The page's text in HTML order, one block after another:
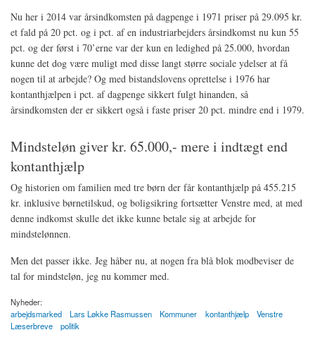
Nu her i 2014 var årsindkomsten på dagpenge i 1971 priser på 29.095 kr.
et fald på 20 pct. og i pct. af en industriarbejders årsindkomst nu kun 55
pct. og der først i 70’erne var der kun en ledighed på 25.000, hvordan
kunne det dog være muligt med disse langt større sociale ydelser at få
nogen til at arbejde? Og med bistandslovens oprettelse i 1976 har
kontanthjælpen i pct. af dagpenge sikkert fulgt hinanden, så
årsindkomsten der er sikkert også i faste priser 20 pct. mindre end i 1979.
Mindsteløn giver kr. 65.000,- mere i indtægt end
kontanthjælp
Og historien om familien med tre børn der får kontanthjælp på 455.215
kr. inklusive børnetilskud, og boligsikring fortsætter Venstre med, at med
denne indkomst skulle det ikke kunne betale sig at arbejde for
mindstelønnen.
Men det passer ikke. Jeg håber nu, at nogen fra blå blok modbeviser de
tal for mindsteløn, jeg nu kommer med.
Nyheder:
arbejdsmarked
Lars Løkke Rasmussen Kommuner kontanthjælp
Venstre
Læserbreve
politik